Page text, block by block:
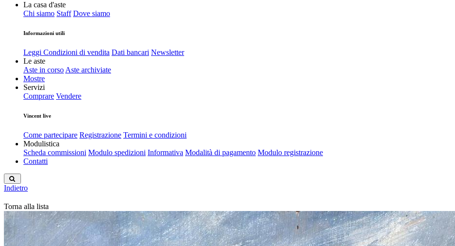
La casa d'aste
Chi siamo Staff Dove siamo
Informazioni utili
Leggi Condizioni di vendita Dati bancari Newsletter
Le aste
Aste in corso Aste archiviate
Mostre
Servizi
Comprare Vendere
Vincent live
Come partecipare Registrazione Termini e condizioni
Modulistica
Scheda commissioni Modulo spedizioni Informativa Modalità di pagamento Modulo registrazione
Contatti
Indietro
Torna alla lista